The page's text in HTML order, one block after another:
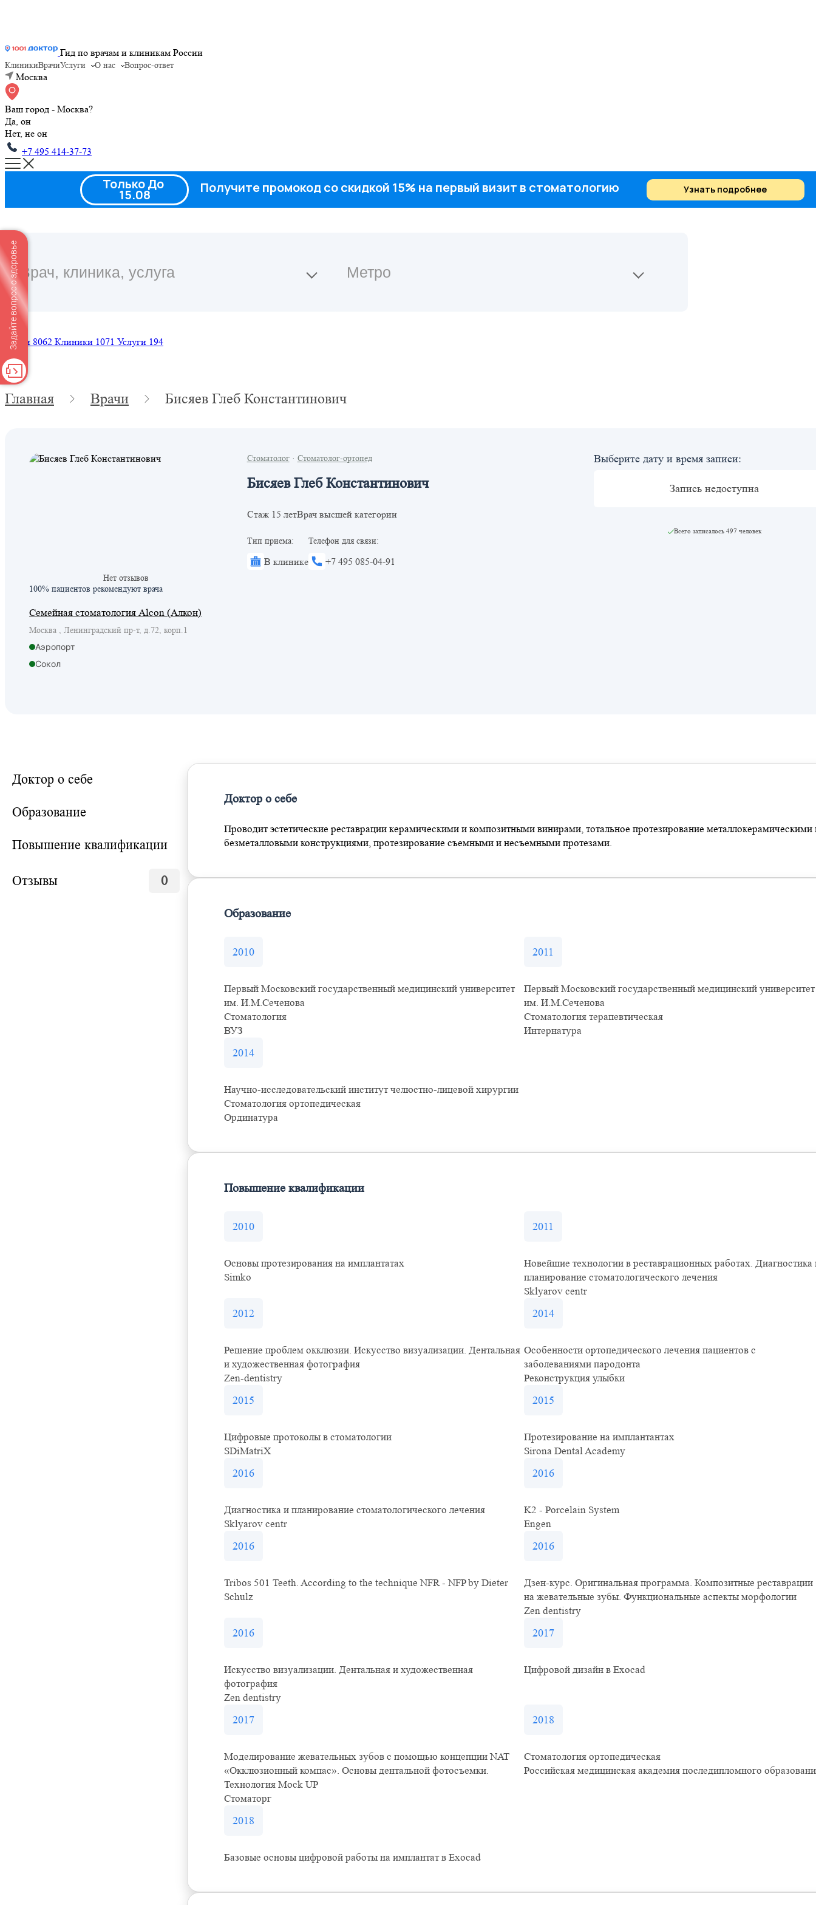
Гид по врачам и клиникам России
КлиникиВрачиУслуги О нас Вопрос-ответ
Москва
Ваш город - Москва?
Да, он
Нет, не он
+7 495 414-37-73
Врачи 8062 Клиники 1071 Услуги 194
Главная Врачи Бисяев Глеб Константинович
Нет отзывов
100% пациентов рекомендуют врача
Семейная стоматология Alcon (Алкон)
Москва , Ленинградский пр-т, д.72, корп.1
Аэропорт
Сокол
Стоматолог· Стоматолог-ортопед
Бисяев Глеб Константинович
Стаж 15 летВрач высшей категории
Тип приема:
В клинике
Телефон для связи:
+7 495 085-04-91
Выберите дату и время записи:
Запись недоступна
Всего записалось 497 человек
Доктор о себе
Образование
Повышение квалификации
Отзывы 0
Доктор о себе
Проводит эстетические реставрации керамическими и композитными винирами, тотальное протезирование металлокерамическими
безметалловыми конструкциями, протезирование съемными и несъемными протезами.
Образование
2010
Первый Московский государственный медицинский университет
им. И.М.Сеченова
Стоматология
ВУЗ
2011
Первый Московский государственный медицинский университет
им. И.М.Сеченова
Стоматология терапевтическая
Интернатура
2014
Научно-исследовательский институт челюстно-лицевой хирургии
Стоматология ортопедическая
Ординатура
Повышение квалификации
2010
Oсновы протезирования на имплантатах
Simko
2011
Новейшие технологии в реставрационных работах. Диагностика
планирование стоматологического лечения
Sklyarov centr
2012
Решение проблем окклюзии. Искусство визуализации. Дентальная
и художественная фотография
Zen-dentistry
2014
Особенности ортопедического лечения пациентов с
заболеваниями пародонта
Реконструкция улыбки
2015
Цифровые протоколы в стоматологии
SDiMatriX
2015
Протезирование на имплантантах
Sirona Dental Academy
2016
Диагностика и планирование стоматологического лечения
Sklyarov centr
2016
K2 - Porcelain System
Engen
2016
Tribos 501 Teeth. According to the technique NFR - NFP by Dieter
Schulz
2016
Дзен-курс. Оригинальная программа. Композитные реставрации
на жевательные зубы. Функциональные аспекты морфологии
Zen dentistry
2016
Искусство визуализации. Дентальная и художественная
фотография
Zen dentistry
2017
Цифровой дизайн в Exocad
2017
Моделирование жевательных зубов с помощью концепции NAT
«Окклюзионный компас». Основы дентальной фотосъемки.
Технология Mock UP
Стоматорг
2018
Стоматология ортопедическая
Российская медицинская академия последипломного
2018
Базовые основы цифровой работы на имплантат в Exocad
Только До
15.08 Получите промокод со скидкой 15% на первый визит в стоматологию Узнать подробнее
Задайте вопрос о здоровье